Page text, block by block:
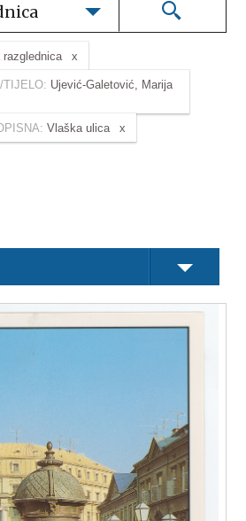
razglednica
TIJELO: Ujević-Galetović, Marija
Vlaška ulica